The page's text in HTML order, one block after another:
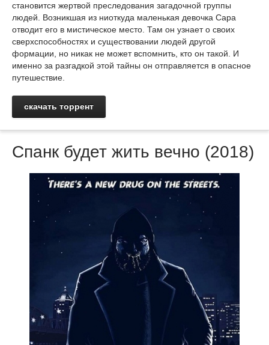
становится жертвой преследования загадочной группы
людей. Возникшая из ниоткуда маленькая девочка Сара
отводит его в мистическое место. Там он узнает о своих
сверхспособностях и существовании людей другой
формации, но никак не может вспомнить, кто он такой. И
именно за разгадкой этой тайны он отправляется в опасное
путешествие.
скачать торрент
Спанк будет жить вечно (2018)